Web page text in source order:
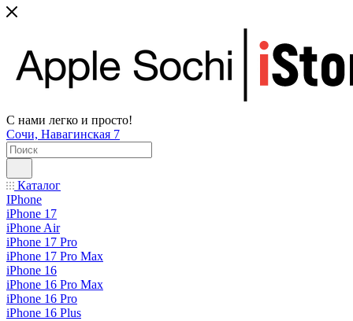
С нами легко и просто!
Сочи, Навагинская 7
Каталог
IPhone
iPhone 17
iPhone Air
iPhone 17 Pro
iPhone 17 Pro Max
iPhone 16
iPhone 16 Pro Max
iPhone 16 Pro
iPhone 16 Plus